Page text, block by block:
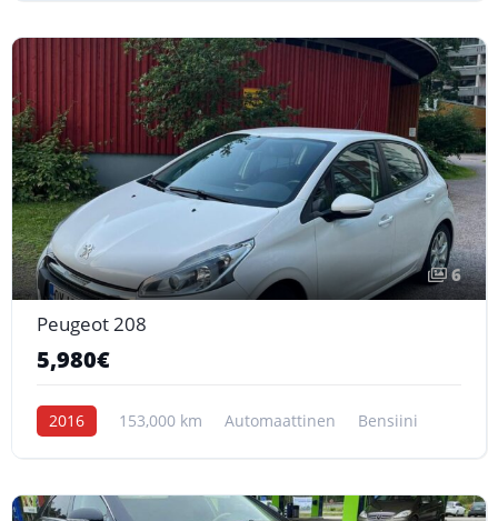
6
Peugeot 208
5,980€
2016 153,000 km Automaattinen Bensiini